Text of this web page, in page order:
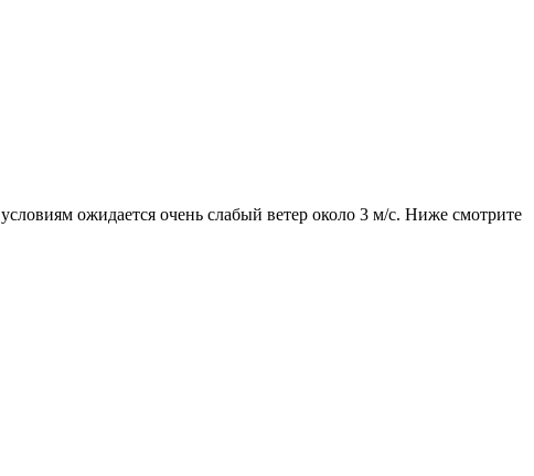
ожидается очень слабый ветер около 3 м/с. Ниже смотрите